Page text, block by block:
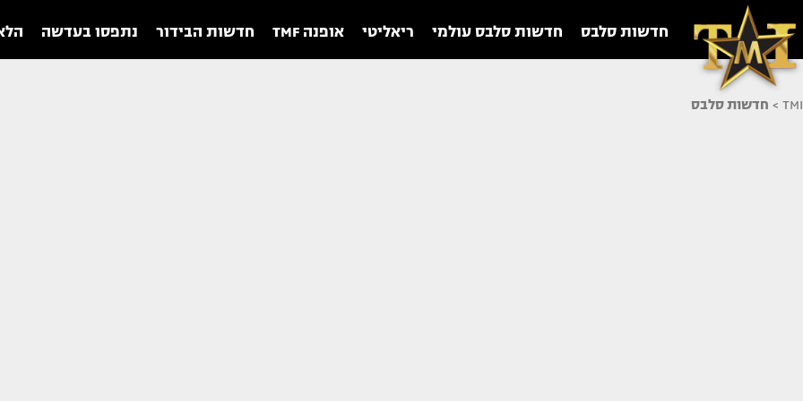
חדשות סלבס חדשות סלבס עולמי ריאליטי אופנה TMF חדשות הבידור נתפסו בעדשה
TMI
> חדשות סלבס